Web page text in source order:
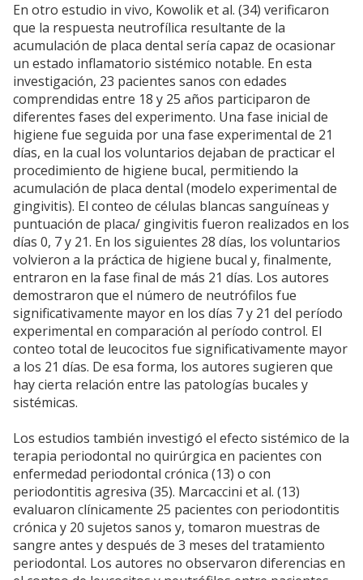
En otro estudio in vivo, Kowolik et al. (34) verificaron
que la respuesta neutrofílica resultante de la
acumulación de placa dental sería capaz de ocasionar
un estado inflamatorio sistémico notable. En esta
investigación, 23 pacientes sanos con edades
comprendidas entre 18 y 25 años participaron de
diferentes fases del experimento. Una fase inicial de
higiene fue seguida por una fase experimental de 21
días, en la cual los voluntarios dejaban de practicar el
procedimiento de higiene bucal, permitiendo la
acumulación de placa dental (modelo experimental de
gingivitis). El conteo de células blancas sanguíneas y
puntuación de placa/ gingivitis fueron realizados en los
días 0, 7 y 21. En los siguientes 28 días, los voluntarios
volvieron a la práctica de higiene bucal y, finalmente,
entraron en la fase final de más 21 días. Los autores
demostraron que el número de neutrófilos fue
significativamente mayor en los días 7 y 21 del período
experimental en comparación al período control. El
conteo total de leucocitos fue significativamente mayor
a los 21 días. De esa forma, los autores sugieren que
hay cierta relación entre las patologías bucales y
sistémicas.
Los estudios también investigó el efecto sistémico de la
terapia periodontal no quirúrgica en pacientes con
enfermedad periodontal crónica (13) o con
periodontitis agresiva (35). Marcaccini et al. (13)
evaluaron clínicamente 25 pacientes con periodontitis
crónica y 20 sujetos sanos y, tomaron muestras de
sangre antes y después de 3 meses del tratamiento
periodontal. Los autores no observaron diferencias en